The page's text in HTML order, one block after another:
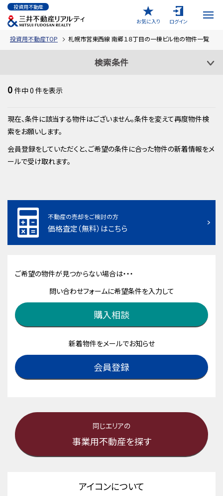
投資用不動産
お気に入り
ログイン
投資用不動産TOP 札幌市営東西線 南郷１８丁目の一棟ビル他の物件一覧
検索条件
0 件中0 件を表示
現在、条件に該当する物件はございません。条件を変えて再度物件検
索をお願いします。
会員登録をしていただくと、ご希望の条件に合った物件の新着情報をメ
ールで受け取れます。
不動産の売却をご検討の方
価格査定（無料）はこちら
ご希望の物件が見つからない場合は・・・
問い合わせフォームに希望条件を入力して
購入相談
新着物件をメールでお知らせ
会員登録
同じエリアの
事業用不動産を探す
アイコンについて